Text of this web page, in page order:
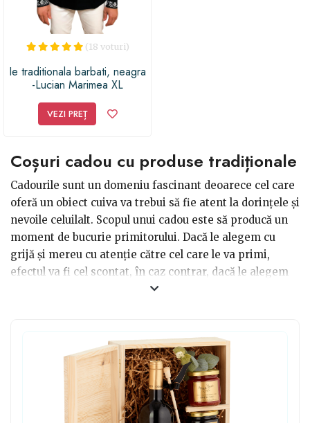
(18 voturi)
Ie traditionala barbati, neagra
-Lucian Marimea XL
VEZI PREȚ
Coșuri cadou cu produse tradiționale
Cadourile sunt un domeniu fascinant deoarece cel care
oferă un obiect cuiva va trebui să fie atent la dorințele și
nevoile celuilalt. Scopul unui cadou este să producă un
moment de bucurie primitorului. Dacă le alegem cu
grijă și mereu cu atenție către cel care le va primi,
efectul va fi cel scontat, în caz contrar, dacă le alegem
cu gândul la ce ne-ar plăcea nouă să primi, rezultatul nu
idee de cadou potrivit este să alegi coșuri cadou cu
produse tradiționale pentru iubitorii de tradiții și
obiceiuri românești.